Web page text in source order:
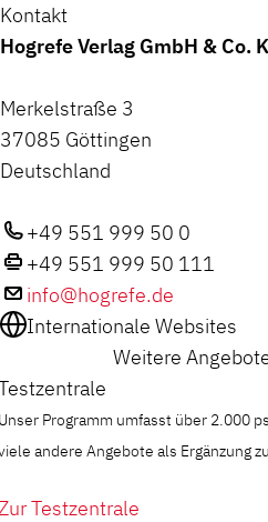
Kontakt
Hogrefe Verlag GmbH & Co.
Merkelstraße 3
37085 Göttingen
Deutschland
+49 551 999 50 0
+49 551 999 50 111
info@hogrefe.de
Internationale Websites
Weitere
Programm umfasst über 2.000
andere Angebote als Ergänzung
Testzentrale